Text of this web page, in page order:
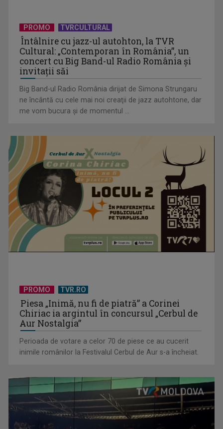
Horoscopul zilei de 20 iulie
Horoscopul zilei de 19 iulie
Horoscopul zilei de 18 iulie
PROMO TVRCULTURAL
Întâlnire cu jazz-ul autohton, la TVR
Cultural: „Contemporan în România”, un
concert cu Big Band-ul Radio România şi
invitaţii săi
Big Band-ul Radio România dirijat de Simona Strungaru
ne încântă cu cele mai noi creaţii de jazz autohtone, dar
me vom bucura şi de momentul ...
PROMO TVR.RO
Piesa „Inimă, nu fi de piatră” a Corinei
Chiriac ia argintul în concursul „Cerbul de
Aur Nostalgia”
Perioada de votare a celor 70 de piese ce au cucerit
inimile românilor la Festivalul Cerbul de Aur s-a încheiat.